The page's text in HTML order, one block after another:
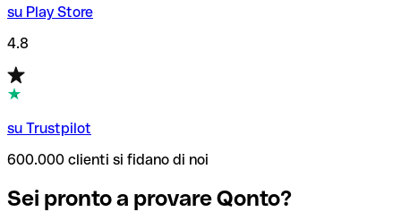
su Play Store
4.8
su Trustpilot
600.000 clienti si fidano di noi
Sei pronto a provare Qonto?